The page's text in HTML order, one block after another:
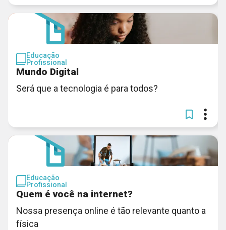
Educação
Profissional
Mundo Digital
Será que a tecnologia é para todos?
Educação
Profissional
Quem é você na internet?
Nossa presença online é tão relevante quanto a
física